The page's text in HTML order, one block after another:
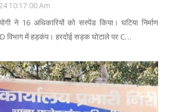
10:17:00 Am
ने 16 अधिकारियों को सस्पेंड किया। घटिया निर्माण
विभाग में हड़कंप। हरदोई सड़क घोटाले पर C…